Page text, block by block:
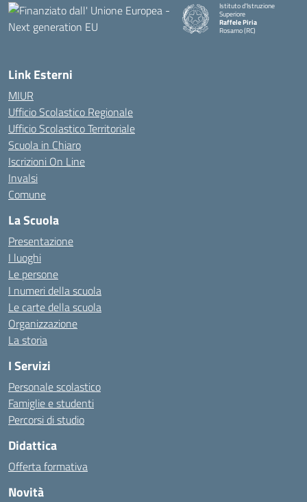
Istituto d'Istruzione
Superiore
Raffele Piria
Rosarno (RC)
Link Esterni
MIUR
Ufficio Scolastico Regionale
Ufficio Scolastico Territoriale
Scuola in Chiaro
Iscrizioni On Line
Invalsi
Comune
La Scuola
Presentazione
I luoghi
Le persone
I numeri della scuola
Le carte della scuola
Organizzazione
La storia
I Servizi
Personale scolastico
Famiglie e studenti
Percorsi di studio
Didattica
Offerta formativa
Novità